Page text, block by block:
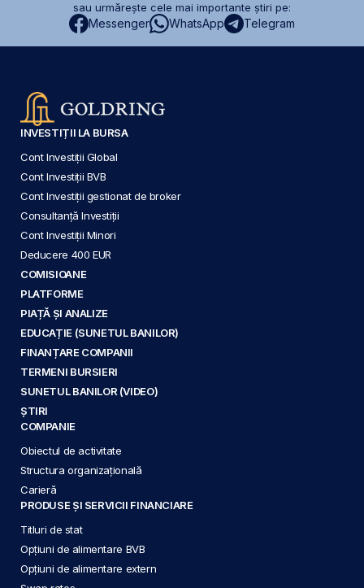
sau urmărește cele mai importante știri pe:
Messenger WhatsApp Telegram
INVESTIȚII LA BURSA
Cont Investiții Global
Cont Investiții BVB
Cont Investiții gestionat de broker
Consultanță Investiții
Cont Investiții Minori
Deducere 400 EUR
COMISIOANE
PLATFORME
PIAȚĂ ȘI ANALIZE
EDUCAȚIE (SUNETUL BANILOR)
FINANȚARE COMPANII
TERMENI BURSIERI
SUNETUL BANILOR (VIDEO)
ȘTIRI
COMPANIE
Obiectul de activitate
Structura organizațională
Carieră
PRODUSE ȘI SERVICII FINANCIARE
Titluri de stat
Opțiuni de alimentare BVB
Opțiuni de alimentare extern